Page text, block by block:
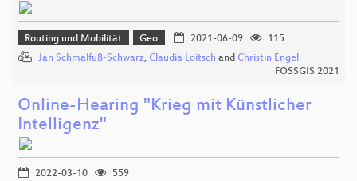
Routing und Mobilität Geo 2021-06-09
115
Jan Schmalfuß-Schwarz, Claudia Loitsch and Christin Engel
FOSSGIS 2021
Online-Hearing "Krieg mit Künstlicher
Intelligenz"
2022-03-10
559